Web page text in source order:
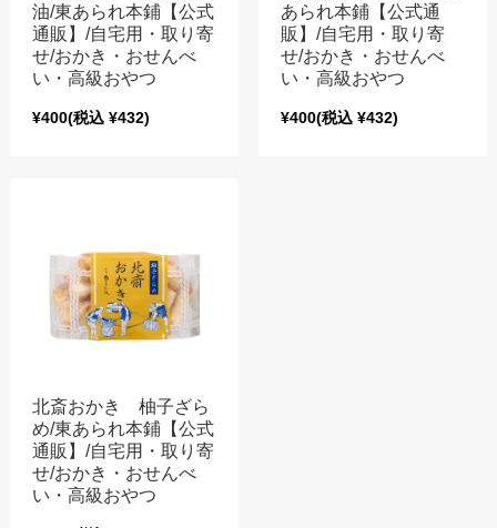
油/東あられ本鋪【公式
通販】/自宅用・取り寄
せ/おかき・おせんべ
い・高級おやつ
¥400(税込 ¥432)
あられ本鋪【公式通
販】/自宅用・取り寄
せ/おかき・おせんべ
い・高級おやつ
¥400(税込 ¥432)
北斎おかき 柚子ざら
め/東あられ本鋪【公式
通販】/自宅用・取り寄
せ/おかき・おせんべ
い・高級おやつ